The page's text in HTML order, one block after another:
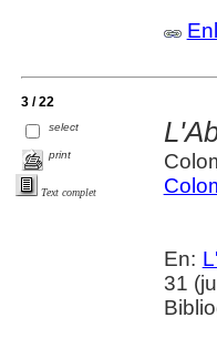
3 / 22
select
print
Text complet
En:
31